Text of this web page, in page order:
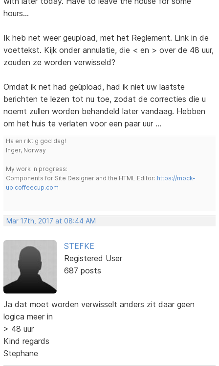
hours...
Ik heb net weer geupload, met het Reglement. Link in de
voettekst. Kijk onder annulatie, die < en > over de 48 uur,
zouden ze worden verwisseld?
Omdat ik net had geüpload, had ik niet uw laatste
berichten te lezen tot nu toe, zodat de correcties die u
noemt zullen worden behandeld later vandaag. Hebben
om het huis te verlaten voor een paar uur ...
Ha en riktig god dag!
Inger, Norway
My work in progress:
Components for Site Designer and the HTML Editor: https://mock-
up.coffeecup.com
Mar 17th, 2017 at 08:44 AM
STEFKE
Registered User
687 posts
Ja dat moet worden verwisselt anders zit daar geen
logica meer in
> 48 uur
Kind regards
Stephane